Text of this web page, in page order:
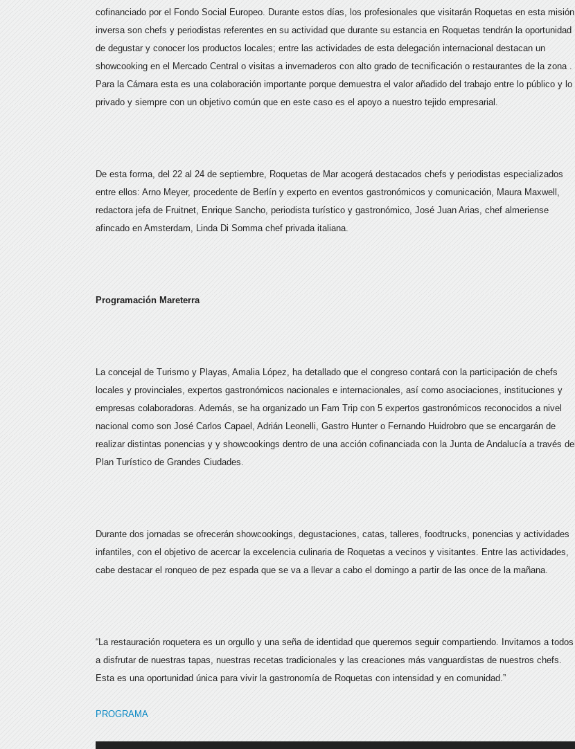
cofinanciado por el Fondo Social Europeo. Durante estos días, los profesionales que visitarán Roquetas en esta misión
inversa son chefs y periodistas referentes en su actividad que durante su estancia en Roquetas tendrán la oportunidad
de degustar y conocer los productos locales; entre las actividades de esta delegación internacional destacan un
showcooking en el Mercado Central o visitas a invernaderos con alto grado de tecnificación o restaurantes de la zona .
Para la Cámara esta es una colaboración importante porque demuestra el valor añadido del trabajo entre lo público y lo
privado y siempre con un objetivo común que en este caso es el apoyo a nuestro tejido empresarial.
De esta forma, del 22 al 24 de septiembre, Roquetas de Mar acogerá destacados chefs y periodistas especializados
entre ellos: Arno Meyer, procedente de Berlín y experto en eventos gastronómicos y comunicación, Maura Maxwell,
redactora jefa de Fruitnet, Enrique Sancho, periodista turístico y gastronómico, José Juan Arias, chef almeriense
afincado en Amsterdam, Linda Di Somma chef privada italiana.
Programación Mareterra
La concejal de Turismo y Playas, Amalia López, ha detallado que el congreso contará con la participación de chefs
locales y provinciales, expertos gastronómicos nacionales e internacionales, así como asociaciones, instituciones y
empresas colaboradoras. Además, se ha organizado un Fam Trip con 5 expertos gastronómicos reconocidos a nivel
nacional como son José Carlos Capael, Adrián Leonelli, Gastro Hunter o Fernando Huidrobro que se encargarán de
realizar distintas ponencias y y showcookings dentro de una acción cofinanciada con la Junta de Andalucía a través del
Plan Turístico de Grandes Ciudades.
Durante dos jornadas se ofrecerán showcookings, degustaciones, catas, talleres, foodtrucks, ponencias y actividades
infantiles, con el objetivo de acercar la excelencia culinaria de Roquetas a vecinos y visitantes. Entre las actividades,
cabe destacar el ronqueo de pez espada que se va a llevar a cabo el domingo a partir de las once de la mañana.
“La restauración roquetera es un orgullo y una seña de identidad que queremos seguir compartiendo. Invitamos a todos
a disfrutar de nuestras tapas, nuestras recetas tradicionales y las creaciones más vanguardistas de nuestros chefs.
Esta es una oportunidad única para vivir la gastronomía de Roquetas con intensidad y en comunidad.”
PROGRAMA